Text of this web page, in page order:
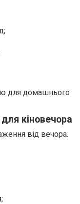
для домашнього
кіновечора
від вечора.